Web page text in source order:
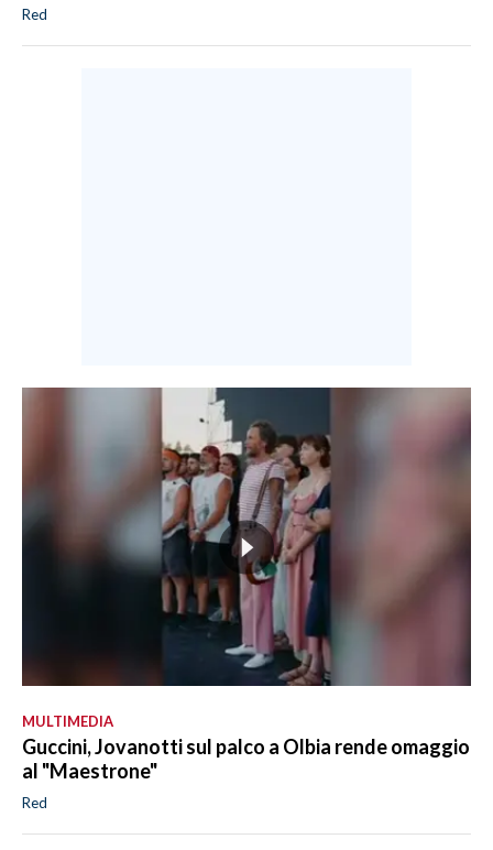
Red
MULTIMEDIA
Guccini, Jovanotti sul palco a Olbia rende omaggio
al "Maestrone"
Red